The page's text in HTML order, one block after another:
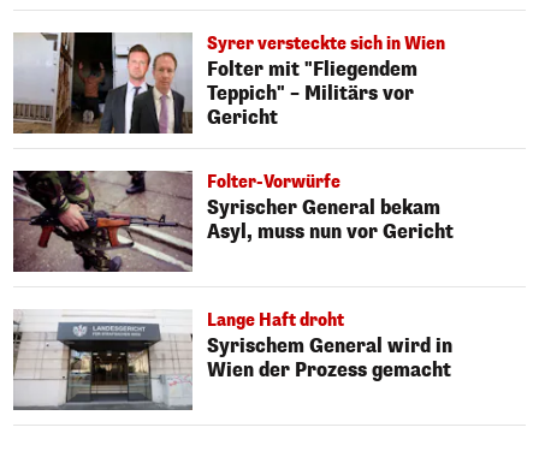
Syrer versteckte sich in Wien
Folter mit "Fliegendem
Teppich" – Militärs vor
Gericht
Folter-Vorwürfe
Syrischer General bekam
Asyl, muss nun vor Gericht
Lange Haft droht
Syrischem General wird in
Wien der Prozess gemacht